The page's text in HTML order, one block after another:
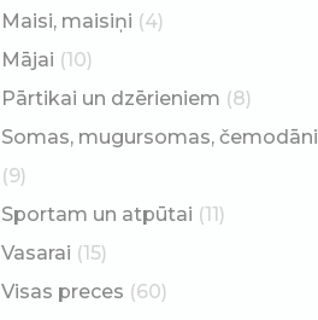
Maisi, maisiņi (4)
Mājai (10)
Pārtikai un dzērieniem (8)
Somas, mugursomas, čemodāni
(9)
Sportam un atpūtai (11)
Vasarai (15)
Visas preces (60)